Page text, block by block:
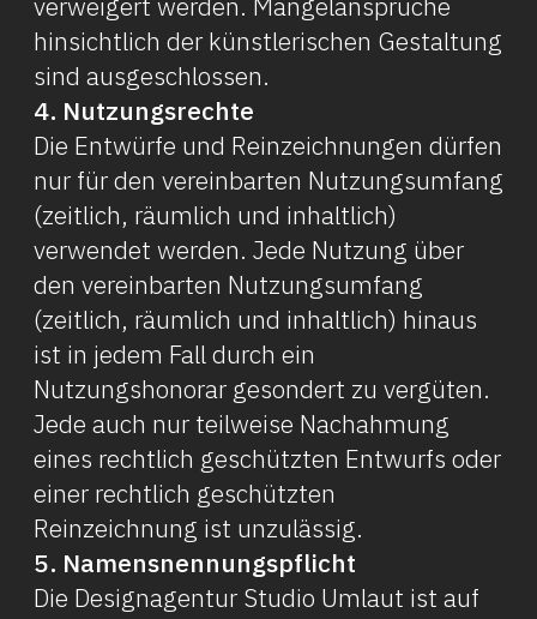
hinsichtlich der künstlerischen Gestaltung
sind ausgeschlossen.
4. Nutzungsrechte
Die Entwürfe und Reinzeichnungen dürfen
nur für den vereinbarten Nutzungsumfang
(zeitlich, räumlich und inhaltlich)
verwendet werden. Jede Nutzung über
den vereinbarten Nutzungsumfang
(zeitlich, räumlich und inhaltlich) hinaus
ist in jedem Fall durch ein
Nutzungshonorar gesondert zu vergüten.
Jede auch nur teilweise Nachahmung
eines rechtlich geschützten Entwurfs oder
einer rechtlich geschützten
Reinzeichnung ist unzulässig.
5. Namensnennungspflicht
Die Designagentur Studio Umlaut ist auf